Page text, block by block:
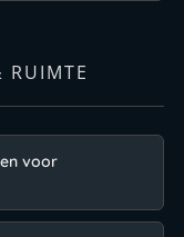
RUIMTE
voor